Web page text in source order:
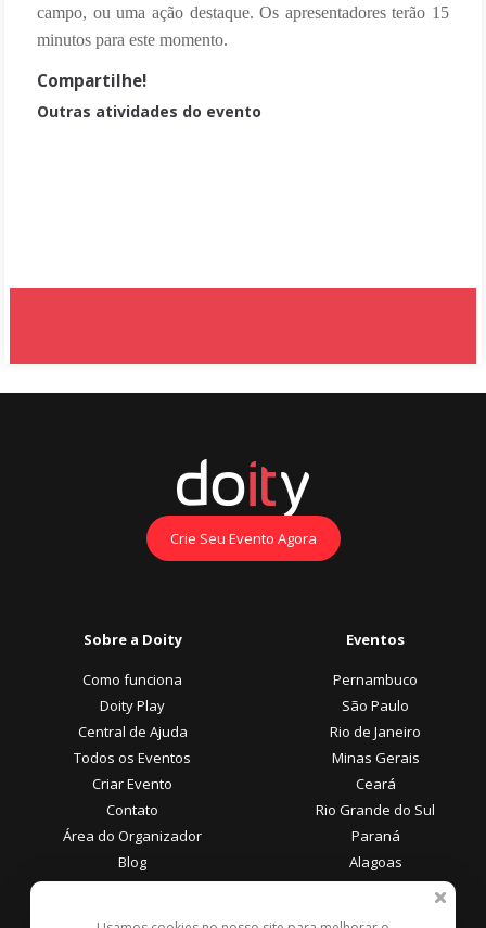
campo, ou uma ação destaque. Os apresentadores terão 15
minutos para este momento.
Compartilhe!
Outras atividades do evento
Crie Seu Evento Agora
Sobre a Doity
Como funciona
Doity Play
Central de Ajuda
Todos os Eventos
Criar Evento
Contato
Área do Organizador
Blog
Eventos
Pernambuco
São Paulo
Rio de Janeiro
Minas Gerais
Ceará
Rio Grande do Sul
Paraná
Alagoas
Área do Participante Formas de Pagamento